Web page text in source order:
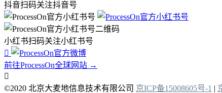
抖音扫码关注抖音号
小红书扫码关注小红书号

前往ProcessOn全球网站 →

©2020 北京大麦地信息技术有限公司 京ICP备15008605号-1 |